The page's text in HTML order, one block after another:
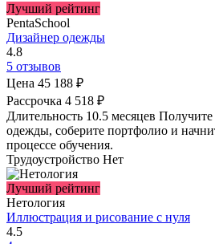
Лучший рейтинг
PentaSchool
Дизайнер одежды
4.8
5 отзывов
Цена 45 188 ₽
Рассрочка 4 518 ₽
Длительность 10.5 месяцев Получите
одежды, соберите портфолио и
процессе обучения.
Трудоустройство Нет
Лучший рейтинг
Нетология
Иллюстрация и рисование с нуля
4.5